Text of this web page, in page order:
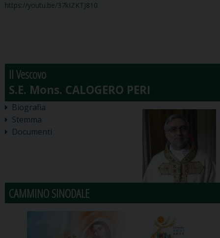
https://youtu.be/37kIZKTJ810
Il Vescovo
Biografia
Stemma
Documenti
CAMMINO SINODALE